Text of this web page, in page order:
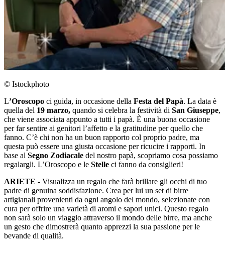
© Istockphoto
L’Oroscopo ci guida, in occasione della Festa del Papà. La data è
quella del 19 marzo, quando si celebra la festività di San Giuseppe,
che viene associata appunto a tutti i papà. È una buona occasione
per far sentire ai genitori l’affetto e la gratitudine per quello che
fanno. C’è chi non ha un buon rapporto col proprio padre, ma
questa può essere una giusta occasione per ricucire i rapporti. In
base al Segno Zodiacale del nostro papà, scopriamo cosa possiamo
regalargli. L’Oroscopo e le Stelle ci fanno da consiglieri!
ARIETE - Visualizza un regalo che farà brillare gli occhi di tuo
padre di genuina soddisfazione. Crea per lui un set di birre
artigianali provenienti da ogni angolo del mondo, selezionate con
cura per offrire una varietà di aromi e sapori unici. Questo regalo
non sarà solo un viaggio attraverso il mondo delle birre, ma anche
un gesto che dimostrerà quanto apprezzi la sua passione per le
bevande di qualità.